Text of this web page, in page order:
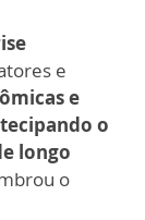
e
e
o
longo
o